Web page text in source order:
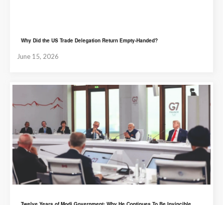
Why Did the US Trade Delegation Return Empty-Handed?
June 15, 2026